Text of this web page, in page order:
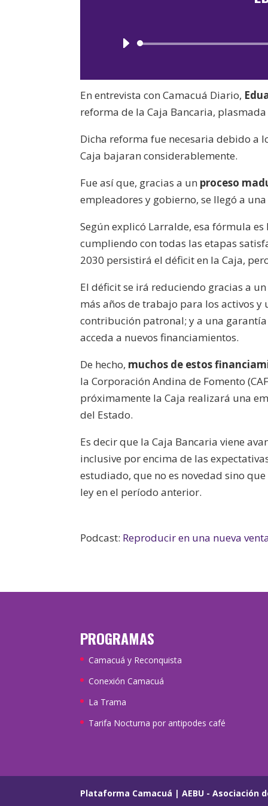
En entrevista con Camacuá Diario,
reforma de la Caja Bancaria,
Dicha reforma fue necesaria debido a
Caja bajaran considerablemente.
Fue así que, gracias a un proceso
empleadores y gobierno, se llegó a
Según explicó Larralde, esa fórmula
cumpliendo con todas las etapas
2030 persistirá el déficit en la Caja,
El déficit se irá reduciendo gracias a
más años de trabajo para los activos
contribución patronal; y a una
acceda a nuevos financiamientos.
De hecho, muchos de estos
la Corporación Andina de Fomento
próximamente la Caja realizará una
del Estado.
Es decir que la Caja Bancaria viene
inclusive por encima de las
estudiado, que no es novedad sino
ley en el período anterior.
Podcast: Reproducir en una nueva
PROGRAMAS
Camacuá y Reconquista
Conexión Camacuá
La Trama
Tarifa Nocturna por antipodes café
Plataforma Camacuá |AEBU - Asociación